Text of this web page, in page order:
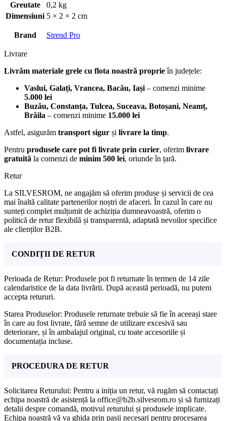
Greutate
0,2 kg
Dimensiuni 5 × 2 × 2 cm
Brand Strend Pro
Livrare
Livrăm materiale grele cu flota noastră proprieîn județele:
Vaslui, Galați, Vrancea, Bacău, Iași– comenzi minime
5.000 lei
Buzău, Constanța, Tulcea, Suceava, Botoșani, Neamț,
Brăila – comenzi minime 15.000 lei
Astfel, asigurăm transport sigur și livrare la timp.
Pentru produsele care pot fi livrate prin curier, oferim livrare
gratuită la comenzi de minim 500 lei, oriunde în țară.
Retur
La SILVESROM, ne angajăm să oferim produse și servicii de cea
mai înaltă calitate partenerilor noștri de afaceri. În cazul în care nu
sunteți complet mulțumit de achiziția dumneavoastră, oferim o
politică de retur flexibilă și transparentă, adaptată nevoilor specifice
ale clienților B2B.
CONDIȚII DE RETUR
Perioada de Retur: Produsele pot fi returnate în termen de 14 zile
calendaristice de la data livrării. După această perioadă, nu putem
accepta retururi.
Starea Produselor: Produsele returnate trebuie să fie în aceeași stare
în care au fost livrate, fără semne de utilizare excesivă sau
deteriorare, și în ambalajul original, cu toate accesoriile și
documentația incluse.
PROCEDURA DE RETUR
Solicitarea Returului: Pentru a iniția un retur, vă rugăm să contactați
echipa noastră de asistență la office@b2b.silvesrom.ro și să furnizați
detalii despre comandă, motivul returului și produsele implicate.
Echipa noastră vă va ghida prin pașii necesari pentru procesarea